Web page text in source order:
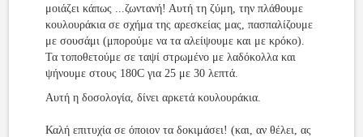
μοιάζει κάπως ...ζωντανή! Αυτή τη ζύμη, την πλάθουμε
κουλουράκια σε σχήμα της αρεσκείας μας, πασπαλίζουμε
με σουσάμι (μπορούμε να τα αλείψουμε και με κρόκο).
Τα τοποθετούμε σε ταψί στρωμένο με λαδόκολλα και
ψήνουμε στους 180C για 25 με 30 λεπτά.
Αυτή η δοσολογία, δίνει αρκετά κουλουράκια.
Καλή επιτυχία σε όποιον τα δοκιμάσει! (και, αν θέλει, ας